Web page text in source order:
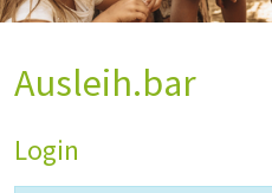
Ausleih.bar
Login